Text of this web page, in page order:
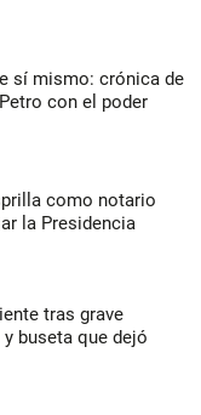
sí mismo: crónica de
con el poder
como notario
la Presidencia
tras grave
buseta que dejó